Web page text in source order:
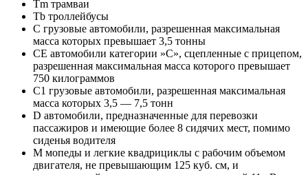
Tm трамваи
Tb троллейбусы
C грузовые автомобили, разрешенная максимальная
масса которых превышает 3,5 тонны
CE автомобили категории »С», сцепленные с прицепом,
разрешенная максимальная масса которого превышает
750 килограммов
C1 грузовые автомобили, разрешенная максимальная
масса которых 3,5 — 7,5 тонн
D автомобили, предназначенные для перевозки
пассажиров и имеющие более 8 сидячих мест, помимо
сиденья водителя
M мопеды и легкие квадрициклы с рабочим объемом
двигателя, не превышающим 125 куб. см, и